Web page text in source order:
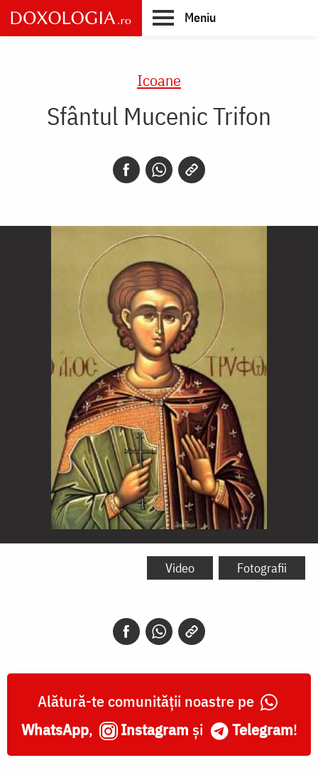
Skip
to
main
Meniu
Icoane
Sfântul Mucenic Trifon
Sfântul
Video Fotografii
Alătură-te comunității noastre pe
WhatsApp, Instagram și Telegram!